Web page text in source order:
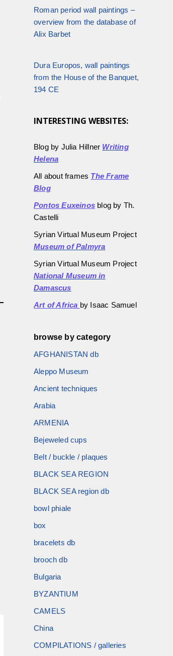
Roman period wall paintings –
overview from the database of
Alix Barbet
Dura Europos, wall paintings
from the House of the Banquet,
194 CE
INTERESTING WEBSITES:
Blog by Julia Hillner Writing
Helena
All about frames The Frame
Blog
Pontos Euxeinos blog by Th.
Castelli
Syrian Virtual Museum Project
Museum of Palmyra
Syrian Virtual Museum Project
National Museum in
Damascus
Art of Africa by Isaac Samuel
browse by category
AFGHANISTAN db
Aleppo Museum
Ancient techniques
Arabia
ARMENIA
Bejeweled cups
Belt / buckle / plaques
BLACK SEA REGION
BLACK SEA region db
bowl phiale
box
bracelets db
brooch db
Bulgaria
BYZANTIUM
CAMELS
China
COMPILATIONS / galleries